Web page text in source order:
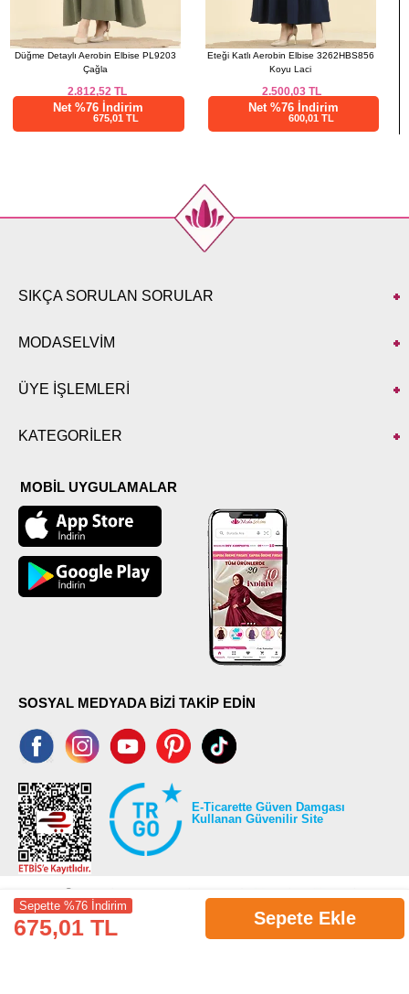
Sepette %76 İndirim
675,01 TL Sepete Ekle
Eteği Katlı Aerobin Elbise 3262HBS856
Koyu Laci
2.500,03TL
Net %76 İndirim
600,01 TL
Eteği Katlı Aerobin Elbise 2733SL432
Mürdüm
1.312,50TL
Net %28 İndirim
945,00 TL
SIKÇA SORULAN SORULAR
MODASELVİM
ÜYE İŞLEMLERİ
KATEGORİLER
MOBİL UYGULAMALAR
SOSYAL MEDYADA BİZİ TAKİP EDİN
E-Ticarette Güven Damgası
Kullanan Güvenilir Site
©2026 Tüm modaselvim.com hakları saklıdır.